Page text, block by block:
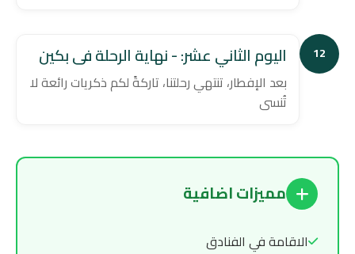
12 اليوم الثاني عشر: - نهاية الرحلة فى بكين
بعد الإفطار، تنتهي رحلتنا، تاركةً لكم ذكريات رائعة لا
تُنسى
مميزات اضافية
الاقامة في الفنادق